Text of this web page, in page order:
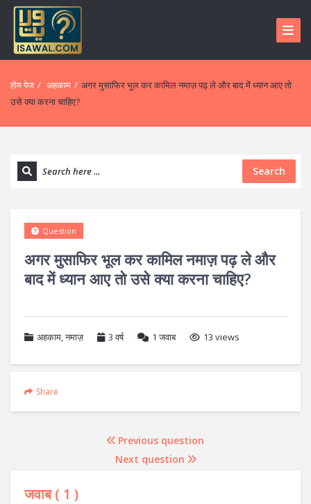
होम पेज / अहकाम / अगर मुसाफिर भूल कर कामिल नमाज़ पढ़ ले और बाद में ध्यान आए तो
उसे क्या करना चाहिए?
Search
अगर मुसाफिर भूल कर कामिल नमाज़ पढ़ ले और
बाद में ध्यान आए तो उसे क्या करना चाहिए?
Question
अहकाम,नमाज़ 3 वर्ष 1 जवाब 13 views
Share
Previous question
Next question
जवाब ( 1 )